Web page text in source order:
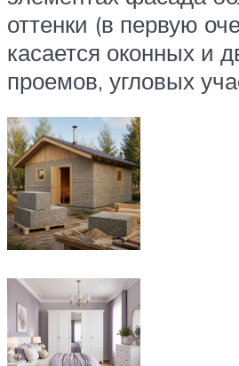
оттенки (в первую
касается оконных и
проемов, угловых